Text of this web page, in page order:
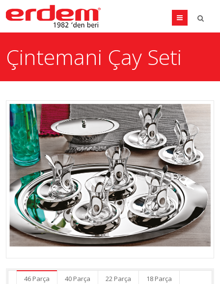
Menu
Çintemani Çay Seti
46 Parça 40 Parça 22 Parça
18 Parça